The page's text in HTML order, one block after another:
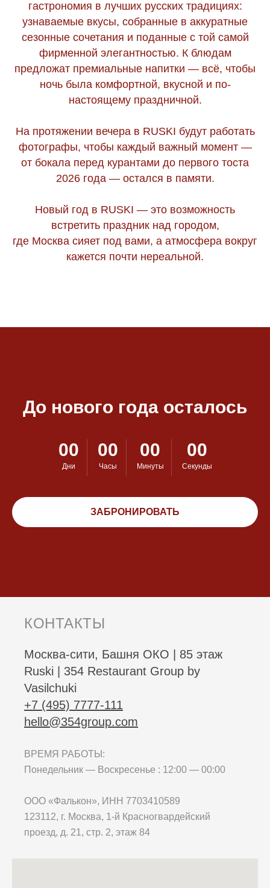
гастрономия в лучших русских традициях:
узнаваемые вкусы, собранные в аккуратные
сезонные сочетания и поданные с той самой
фирменной элегантностью. К блюдам
предложат премиальные напитки — всё, чтобы
ночь была комфортной, вкусной и по-
настоящему праздничной.
На протяжении вечера в RUSKI будут работать
фотографы, чтобы каждый важный момент —
от бокала перед курантами до первого тоста
2026 года — остался в памяти.
Новый год в RUSKI — это возможность
встретить праздник над городом,
где Москва сияет под вами, а атмосфера вокруг
кажется почти нереальной.
До нового года осталось
00
Дни
00
Часы
00
Минуты
00
Секунды
ЗАБРОНИРОВАТЬ
КОНТАКТЫ
Москва-сити, Башня ОКО | 85 этаж
Ruski | 354 Restaurant Group by
Vasilchuki
+7 (495) 7777-111
hello@354group.com
ВРЕМЯ РАБОТЫ:
Понедельник — Воскресенье : 12:00 — 00:00
ООО «Фалькон», ИНН 7703410589
123112, г. Москва, 1-й Красногвардейский
проезд, д. 21, стр. 2, этаж 84